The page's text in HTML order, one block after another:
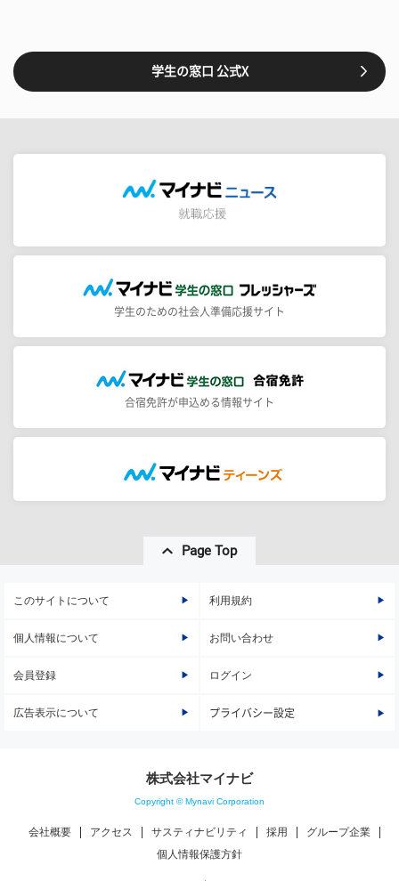
学生の窓口 公式X
学生のための社会人準備応援サイト
合宿免許が申込める情報サイト
Page Top
このサイトについて 利用規約
個人情報について お問い合わせ
会員登録 ログイン
広告表示について プライバシー設定
株式会社マイナビ
Copyright © Mynavi Corporation
会社概要 アクセス サスティナビリティ 採用
グループ企業
個人情報保護方針